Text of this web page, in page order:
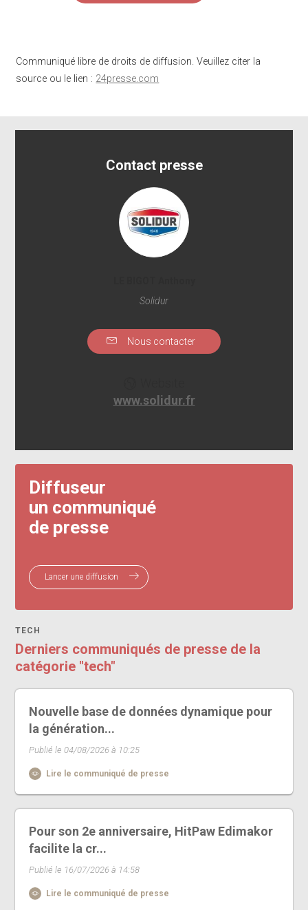
Communiqué libre de droits de diffusion. Veuillez citer la
source ou le lien : 24presse.com
Contact presse
Solidur
Nous contacter
www.solidur.fr
Diffuseur
un communiqué
de presse
Lancer une diffusion
TECH
Derniers communiqués de presse de la
catégorie "tech"
Nouvelle base de données dynamique pour
la génération...
Publié le 04/08/2026 à 10:25
Lire le communiqué de presse
Pour son 2e anniversaire, HitPaw Edimakor
facilite la cr...
Publié le 16/07/2026 à 14:58
Lire le communiqué de presse